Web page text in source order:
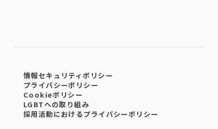
情報セキュリティポリシー
プライバシーポリシー
Cookieポリシー
LGBTへの取り組み
採用活動におけるプライバシーポリシー